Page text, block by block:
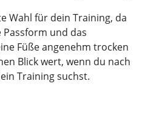
Wahl für dein Training, da
und das
Füße angenehm trocken
Blick wert, wenn du nach
Training suchst.